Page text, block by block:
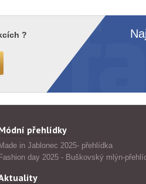
?
přehlídky
Made in Jablonec 2025- přehlídka
Fashion day 2025 - Buškovský mlýn-